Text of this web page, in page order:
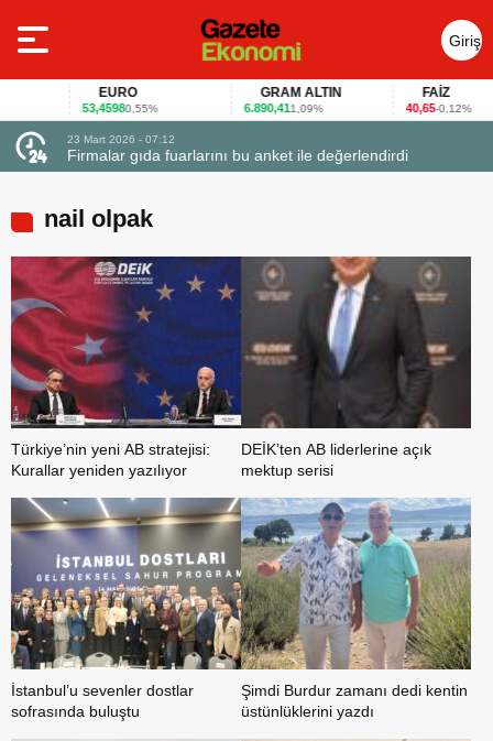
Giriş
Yap
EURO
53,45980,55%
GRAM ALTIN
6.890,411,09% -0,12%
23 Mart 2026 - 07:12
Firmalar gıda fuarlarını bu anket ile değerlendirdi
nail olpak
Türkiye’nin yeni AB stratejisi:
Kurallar yeniden yazılıyor
DEİK’ten AB liderlerine açık
mektup serisi
İstanbul’u sevenler dostlar
sofrasında buluştu
Şimdi Burdur zamanı dedi kentin
üstünlüklerini yazdı